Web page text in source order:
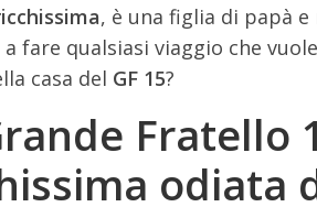
, è una figlia di papà
a fare qualsiasi viaggio che
casa del GF 15?
Fratello
odiata